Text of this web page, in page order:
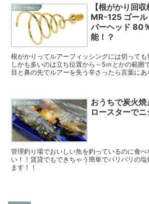
釣り小物紹介
【根がかり回
MR-125 ゴー
バーヘッド 80
能！？
根がかりってルアーフィッシングには切っても
しかも多いのは立ち位置から～5ｍとかの範囲
目と鼻の先でルアーを失う辛さったら言葉にあ
釣り小物紹介
おうちで炭火
ロースターで
管理釣り場でおいしい魚を釣っているのに食
い！！賃貸でもできちゃう簡単でパリパリの
ます！！